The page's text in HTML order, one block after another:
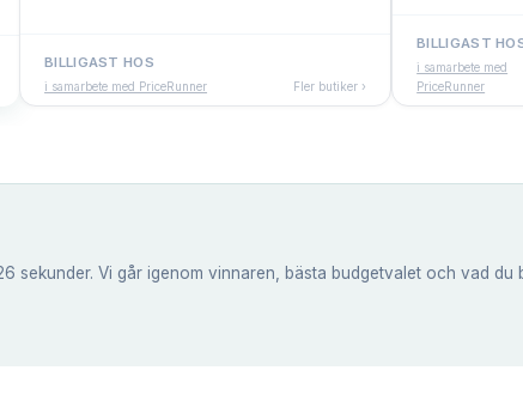
BILLIGAST HOS
i samarbete med PriceRunner Fler butiker ›
BILLIGAST
i samarbete med
PriceRunner
sekunder. Vi går igenom vinnaren, bästa budgetvalet och vad du